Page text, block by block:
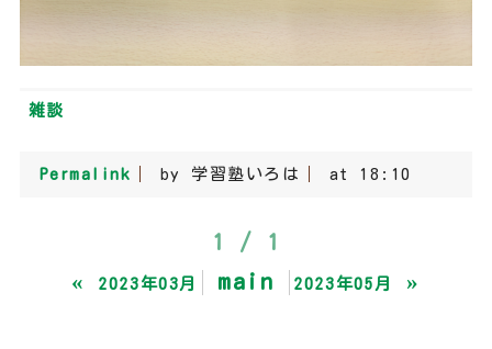
雑談
Permalink by 学習塾いろは at 18:10
1 / 1
«
2023年03月 main 2023年05月 »